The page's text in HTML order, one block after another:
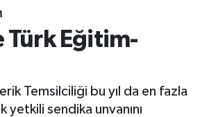
Türk Eğitim-
Temsilciliği bu yıl da en fazla
yetkili sendika unvanını